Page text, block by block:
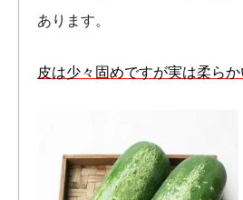
あります。
皮は少々固めですが実は柔ら